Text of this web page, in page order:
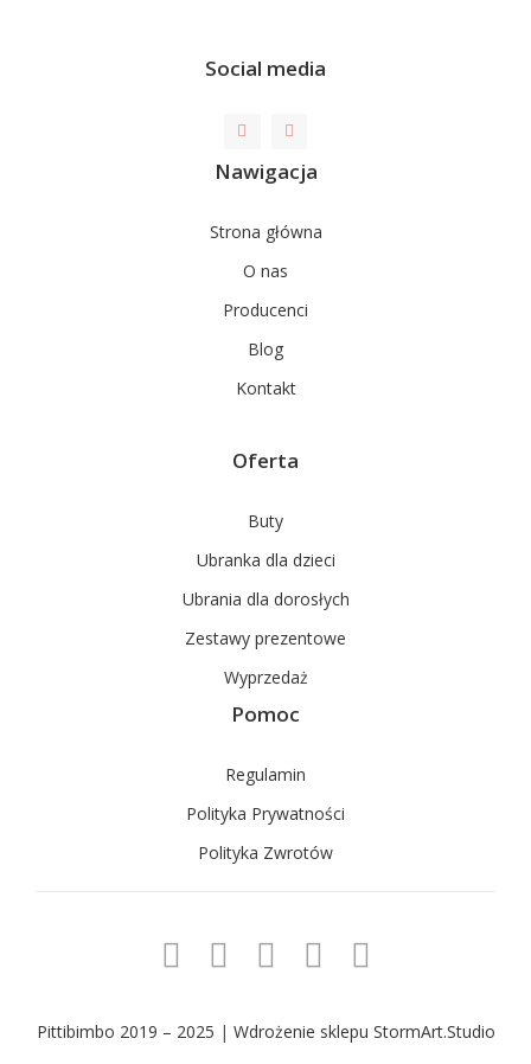
Social media
Nawigacja
Strona główna
O nas
Producenci
Blog
Kontakt
Oferta
Buty
Ubranka dla dzieci
Ubrania dla dorosłych
Zestawy prezentowe
Wyprzedaż
Pomoc
Regulamin
Polityka Prywatności
Polityka Zwrotów
Pittibimbo 2019 – 2025 | Wdrożenie sklepu StormArt.Studio